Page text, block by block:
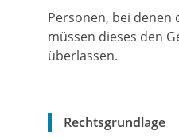
Personen, bei denen
müssen dieses den
überlassen.
Rechtsgrundlage